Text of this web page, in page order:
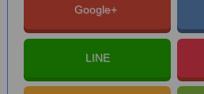
Google+
LINE